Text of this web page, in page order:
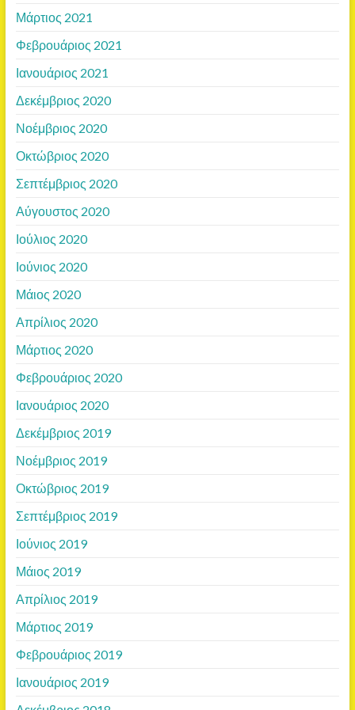
Μάρτιος 2021
Φεβρουάριος 2021
Ιανουάριος 2021
Δεκέμβριος 2020
Νοέμβριος 2020
Οκτώβριος 2020
Σεπτέμβριος 2020
Αύγουστος 2020
Ιούλιος 2020
Ιούνιος 2020
Μάιος 2020
Απρίλιος 2020
Μάρτιος 2020
Φεβρουάριος 2020
Ιανουάριος 2020
Δεκέμβριος 2019
Νοέμβριος 2019
Οκτώβριος 2019
Σεπτέμβριος 2019
Ιούνιος 2019
Μάιος 2019
Απρίλιος 2019
Μάρτιος 2019
Φεβρουάριος 2019
Ιανουάριος 2019